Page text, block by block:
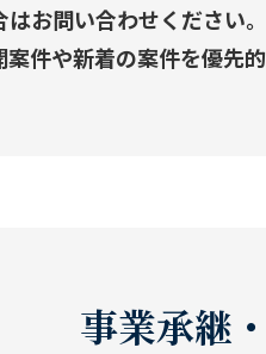
お問い合わせください
件や新着の案件を優先
事業承継